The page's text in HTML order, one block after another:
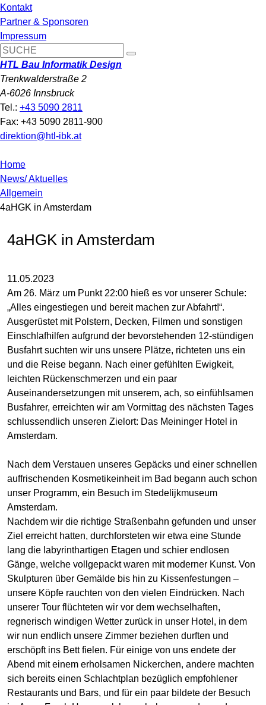
Kontakt
Partner & Sponsoren
Impressum
HTL Bau Informatik Design
Trenkwalderstraße 2
A-6026 Innsbruck
Tel.: +43 5090 2811
Fax: +43 5090 2811-900
direktion@htl-ibk.at
Home
News/ Aktuelles
Allgemein
4aHGK in Amsterdam
4aHGK in Amsterdam
11.05.2023
Am 26. März um Punkt 22:00 hieß es vor unserer Schule:
„Alles eingestiegen und bereit machen zur Abfahrt!“.
Ausgerüstet mit Polstern, Decken, Filmen und sonstigen
Einschlafhilfen aufgrund der bevorstehenden 12-stündigen
Busfahrt suchten wir uns unsere Plätze, richteten uns ein
und die Reise begann. Nach einer gefühlten Ewigkeit,
leichten Rückenschmerzen und ein paar
Auseinandersetzungen mit unserem, ach, so einfühlsamen
Busfahrer, erreichten wir am Vormittag des nächsten Tages
schlussendlich unseren Zielort: Das Meininger Hotel in
Amsterdam.
Nach dem Verstauen unseres Gepäcks und einer schnellen
auffrischenden Kosmetikeinheit im Bad begann auch schon
unser Programm, ein Besuch im Stedelijkmuseum
Amsterdam.
Nachdem wir die richtige Straßenbahn gefunden und unser
Ziel erreicht hatten, durchforsteten wir etwa eine Stunde
lang die labyrinthartigen Etagen und schier endlosen
Gänge, welche vollgepackt waren mit moderner Kunst. Von
Skulpturen über Gemälde bis hin zu Kissenfestungen –
unsere Köpfe rauchten von den vielen Eindrücken. Nach
unserer Tour flüchteten wir vor dem wechselhaften,
regnerisch windigen Wetter zurück in unser Hotel, in dem
wir nun endlich unsere Zimmer beziehen durften und
erschöpft ins Bett fielen. Für einige von uns endete der
Abend mit einem erholsamen Nickerchen, andere machten
sich bereits einen Schlachtplan bezüglich empfohlener
Restaurants und Bars, und für ein paar bildete der Besuch